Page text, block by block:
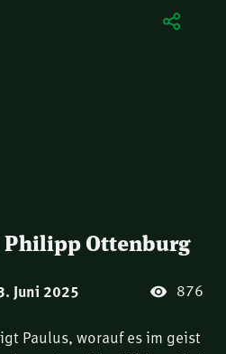
Philipp Ottenburg
Juni 2025 876
Paulus, worauf es im geist